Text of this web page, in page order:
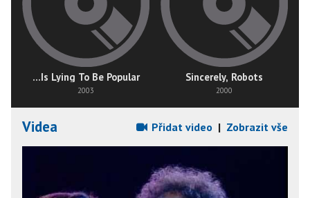
...Is Lying To Be Popular
2003
Sincerely, Robots
2000
Videa Přidat video | Zobrazit vše